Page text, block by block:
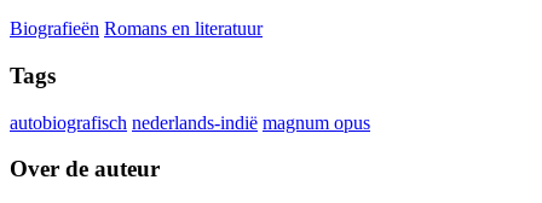
Biografieën Romans en literatuur
Tags
autobiografisch nederlands-indië magnum opus
Over de auteur